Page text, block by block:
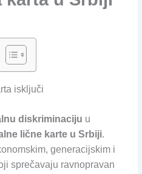
isključi
diskriminaciju u
lične karte u Srbiji.
generacijskim i
sprečavaju ravnopravan